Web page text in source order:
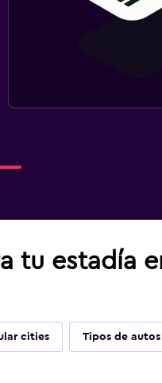
tu estadía
cities Tipos de